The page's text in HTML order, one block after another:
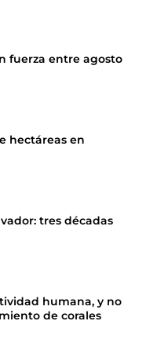
fuerza entre agosto
hectáreas en
tres décadas
humana, y no
de corales